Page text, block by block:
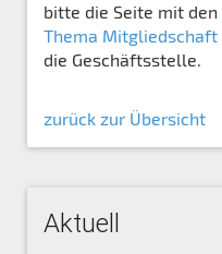
bitte die Seite mit den
Thema Mitgliedschaft
die Geschäftsstelle.
zurück zur Übersicht
Aktuell